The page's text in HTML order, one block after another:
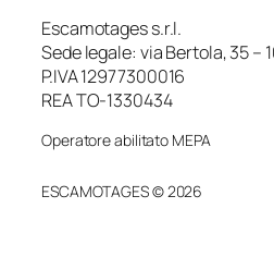
Escamotages s.r.l.
Sede legale: via Bertola, 35 –
P.IVA 12977300016
REA TO-1330434
Operatore abilitato MEPA
ESCAMOTAGES © 2026